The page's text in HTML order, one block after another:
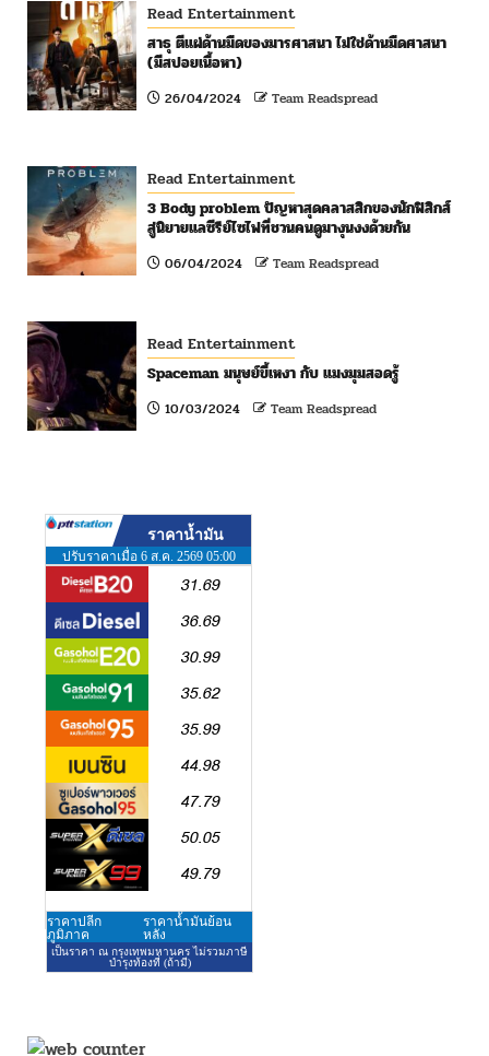
Read Entertainment
สาธุ ตีแผ่ด้านมืดของมารศาสนา ไม่ใช่ด้านมืดศาสนา
(มีสปอยเนื้อหา)
26/04/2024 Team Readspread
Read Entertainment
3 Body problem ปัญหาสุดคลาสสิกของนักฟิสิกส์
สู่นิยายแลซีรีย์ไซไฟที่ชวนคนดูมางุนงงด้วยกัน
06/04/2024 Team Readspread
Read Entertainment
Spaceman มนุษย์ขี้เหงา กับ แมงมุมสอดรู้
10/03/2024 Team Readspread